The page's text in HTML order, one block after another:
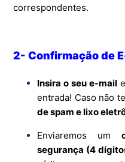
correspondentes.
2- Confirmação de
Insira o seu e-mail
entrada! Caso não
de spam e lixo
Enviaremos um
segurança (4